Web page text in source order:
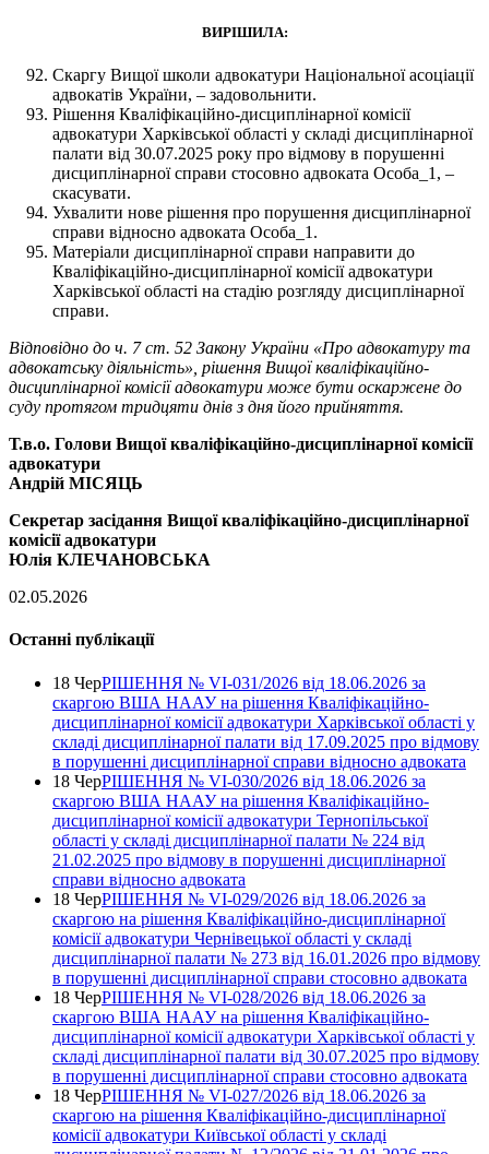
ВИРІШИЛА:
Скаргу Вищої школи адвокатури Національної асоціації
адвокатів України, – задовольнити.
Рішення Кваліфікаційно-дисциплінарної комісії
адвокатури Харківської області у складі дисциплінарної
палати від 30.07.2025 року про відмову в порушенні
дисциплінарної справи стосовно адвоката Особа_1, –
скасувати.
Ухвалити нове рішення про порушення дисциплінарної
справи відносно адвоката Особа_1.
Матеріали дисциплінарної справи направити до
Кваліфікаційно-дисциплінарної комісії адвокатури
Харківської області на стадію розгляду дисциплінарної
справи.
Відповідно до ч. 7 ст. 52 Закону України «Про адвокатуру та
адвокатську діяльність», рішення Вищої кваліфікаційно-
дисциплінарної комісії адвокатури може бути оскаржене до
суду протягом тридцяти днів з дня його прийняття.
Т.в.о. Голови Вищої кваліфікаційно-дисциплінарної комісії
адвокатури
Андрій МІСЯЦЬ
Секретар засідання Вищої кваліфікаційно-дисциплінарної
комісії адвокатури
Юлія КЛЕЧАНОВСЬКА
02.05.2026
Останні публікації
18 ЧерРІШЕННЯ № VІ-031/2026 від 18.06.2026 за
скаргою ВША НААУ на рішення Кваліфікаційно-
дисциплінарної комісії адвокатури Харківської області у
складі дисциплінарної палати від 17.09.2025 про відмову
в порушенні дисциплінарної справи відносно адвоката
18 ЧерРІШЕННЯ № VІ-030/2026 від 18.06.2026 за
скаргою ВША НААУ на рішення Кваліфікаційно-
дисциплінарної комісії адвокатури Тернопільської
області у складі дисциплінарної палати № 224 від
21.02.2025 про відмову в порушенні дисциплінарної
справи відносно адвоката
18 ЧерРІШЕННЯ № VІ-029/2026 від 18.06.2026 за
скаргою на рішення Кваліфікаційно-дисциплінарної
комісії адвокатури Чернівецької області у складі
дисциплінарної палати № 273 від 16.01.2026 про відмову
в порушенні дисциплінарної справи стосовно адвоката
18 ЧерРІШЕННЯ № VІ-028/2026 від 18.06.2026 за
скаргою ВША НААУ на рішення Кваліфікаційно-
дисциплінарної комісії адвокатури Харківської області у
складі дисциплінарної палати від 30.07.2025 про відмову
в порушенні дисциплінарної справи стосовно адвоката
18 ЧерРІШЕННЯ № VІ-027/2026 від 18.06.2026 за
скаргою на рішення Кваліфікаційно-дисциплінарної
комісії адвокатури Київської області у складі